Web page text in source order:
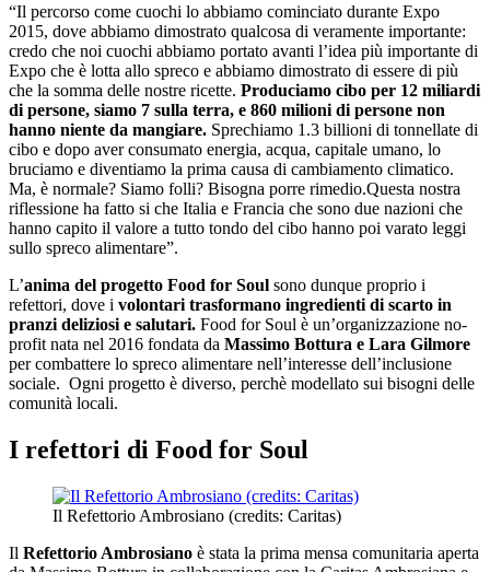
“Il percorso come cuochi lo abbiamo cominciato durante Expo
2015, dove abbiamo dimostrato qualcosa di veramente importante:
credo che noi cuochi abbiamo portato avanti l’idea più importante di
Expo che è lotta allo spreco e abbiamo dimostrato di essere di più
che la somma delle nostre ricette. Produciamo cibo per 12 miliardi
di persone, siamo 7 sulla terra, e 860 milioni di persone non
hanno niente da mangiare. Sprechiamo 1.3 billioni di tonnellate di
cibo e dopo aver consumato energia, acqua, capitale umano, lo
bruciamo e diventiamo la prima causa di cambiamento climatico.
Ma, è normale? Siamo folli? Bisogna porre rimedio.Questa nostra
riflessione ha fatto si che Italia e Francia che sono due nazioni che
hanno capito il valore a tutto tondo del cibo hanno poi varato leggi
sullo spreco alimentare”.
L’anima del progetto Food for Soul sono dunque proprio i
refettori, dove i volontari trasformano ingredienti di scarto in
pranzi deliziosi e salutari. Food for Soul è un’organizzazione no-
profit nata nel 2016 fondata da Massimo Bottura e Lara Gilmore
per combattere lo spreco alimentare nell’interesse dell’inclusione
sociale. Ogni progetto è diverso, perchè modellato sui bisogni delle
comunità locali.
I refettori di Food for Soul
Il Refettorio Ambrosiano (credits: Caritas)
Il Refettorio Ambrosiano è stata la prima mensa comunitaria aperta